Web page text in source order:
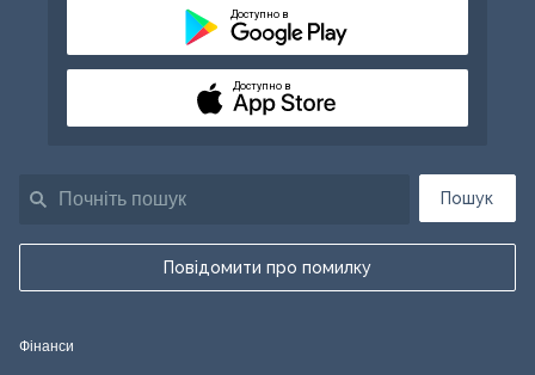
Пошук
Повідомити про помилку
Доступно в
Доступно в
Фінанси